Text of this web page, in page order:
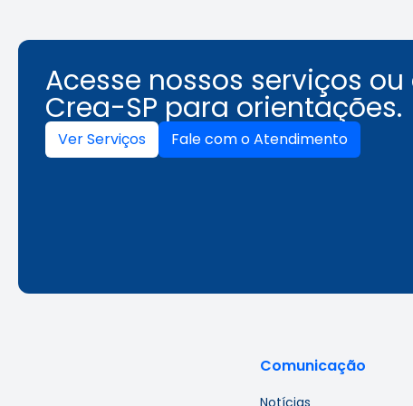
Acesse nossos serviços
Crea-SP para orientações.
Ver Serviços Fale com o Atendimento
Comunicação
Notícias